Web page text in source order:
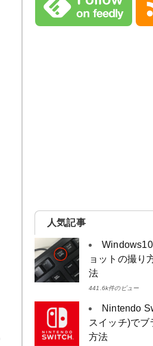
人気記事
ョットの撮り
法
441.6k件のビュー
Nintendo
スイッチ)でブ
方法